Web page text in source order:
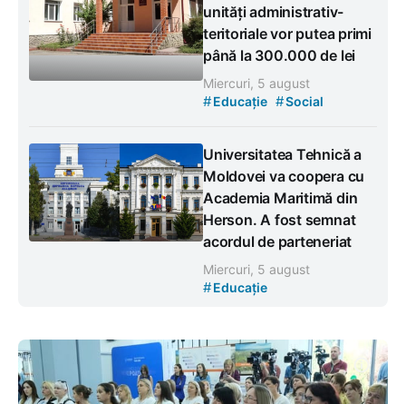
unități administrativ-
teritoriale vor putea primi
până la 300.000 de lei
Miercuri, 5 august
#Educație #Social
Universitatea Tehnică a
Moldovei va coopera cu
Academia Maritimă din
Herson. A fost semnat
acordul de parteneriat
Miercuri, 5 august
#Educație